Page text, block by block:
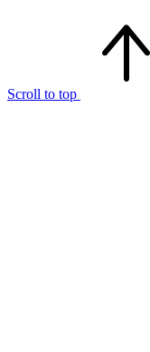
Scroll to top